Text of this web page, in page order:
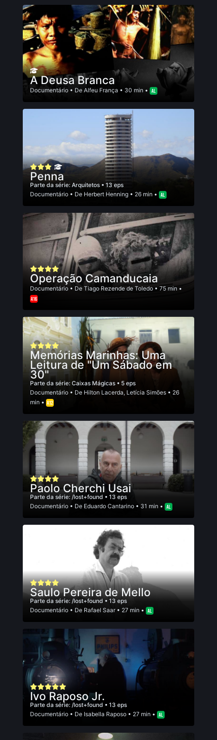
A Deusa Branca
Documentário • De Alfeu França • 30 min •
Penna
Parte da série: Arquitetos • 13 eps
Documentário • De Herbert Henning • 26 min •
Operação Camanducaia
Documentário • De Tiago Rezende de Toledo • 75 min •
Memórias Marinhas: Uma
Leitura de "Um Sábado em
30"
Parte da série: Caixas Mágicas • 5 eps
Documentário • De Hilton Lacerda, Letí­cia Simões • 26
min •
Paolo Cherchi Usai
Parte da série: /lost+found • 13 eps
Documentário • De Eduardo Cantarino • 31 min •
Saulo Pereira de Mello
Parte da série: /lost+found • 13 eps
Documentário • De Rafael Saar• 27 min •
Ivo Raposo Jr.
Parte da série: /lost+found • 13 eps
Documentário • De Isabella Raposo • 27 min •